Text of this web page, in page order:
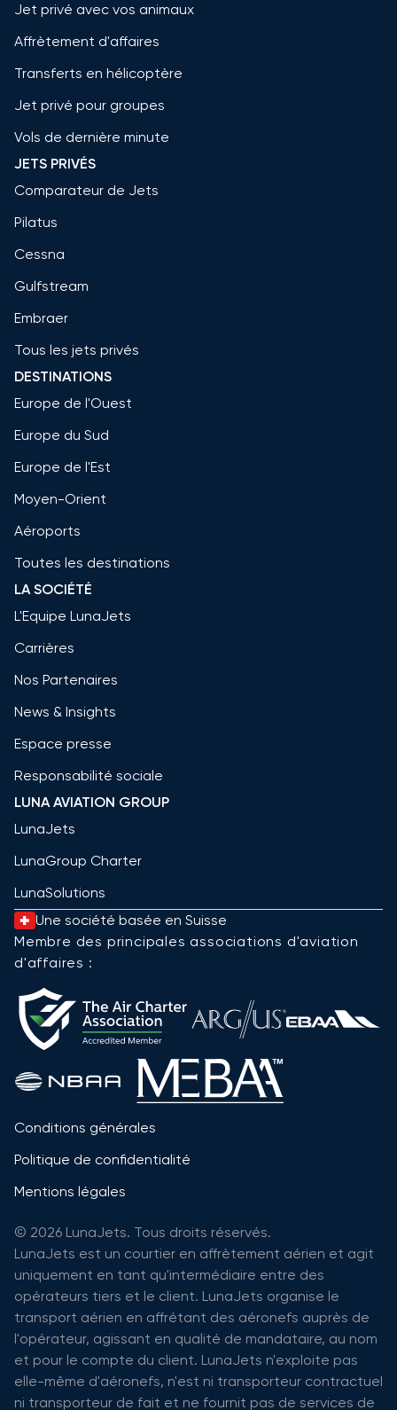
Jet privé avec vos animaux
Affrètement d'affaires
Transferts en hélicoptère
Jet privé pour groupes
Vols de dernière minute
JETS PRIVÉS
Comparateur de Jets
Pilatus
Cessna
Gulfstream
Embraer
Tous les jets privés
DESTINATIONS
Europe de l'Ouest
Europe du Sud
Europe de l'Est
Moyen-Orient
Aéroports
Toutes les destinations
LA SOCIÉTÉ
L'Equipe LunaJets
Carrières
Nos Partenaires
News & Insights
Espace presse
Responsabilité sociale
LUNA AVIATION GROUP
LunaJets
LunaGroup Charter
LunaSolutions
Une société basée en Suisse
Membre des principales associations d'aviation
d'affaires :
Conditions générales
Politique de confidentialité
Mentions légales
© 2026 LunaJets. Tous droits réservés.
LunaJets est un courtier en affrètement aérien et agit
uniquement en tant qu'intermédiaire entre des
opérateurs tiers et le client. LunaJets organise le
transport aérien en affrétant des aéronefs auprès de
l'opérateur, agissant en qualité de mandataire, au nom
et pour le compte du client. LunaJets n'exploite pas
elle-même d'aéronefs, n'est ni transporteur contractuel
ni transporteur de fait et ne fournit pas de services de